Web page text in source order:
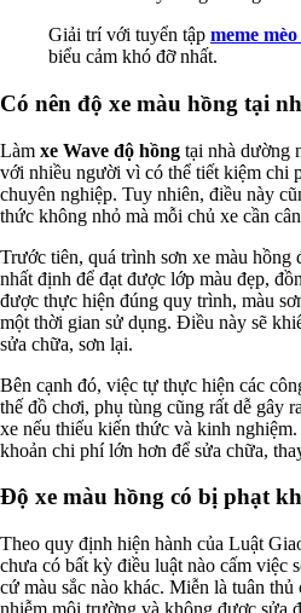
Giải trí với tuyển tập meme
biểu cảm khó đỡ nhất.
Có nên độ xe màu hồng tại
Làm xe Wave độ hồng tại nhà dường
với nhiều người vì có thể tiết kiệm chi
chuyên nghiệp. Tuy nhiên, điều này
thức không nhỏ mà mỗi chủ xe cần
Trước tiên, quá trình sơn xe màu
nhất định để đạt được lớp màu đẹp,
được thực hiện đúng quy trình, màu
một thời gian sử dụng. Điều này sẽ
sửa chữa, sơn lại.
Bên cạnh đó, việc tự thực hiện các
thế đồ chơi, phụ tùng cũng rất dễ gây
xe nếu thiếu kiến thức và kinh
khoản chi phí lớn hơn để sửa chữa,
Độ xe màu hồng có bị phạt
Theo quy định hiện hành của Luật
chưa có bất kỳ điều luật nào cấm việc
cứ màu sắc nào khác. Miễn là tuân